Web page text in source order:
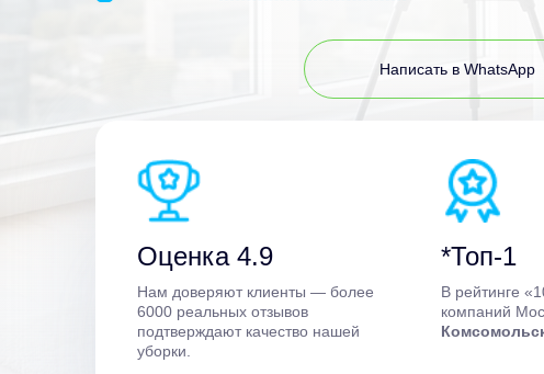
Написать в WhatsApp
Оценка 4.9
Нам доверяют клиенты — более
6000 реальных отзывов
подтверждают качество нашей
уборки.
*Топ-1
В рейтинге
компаний